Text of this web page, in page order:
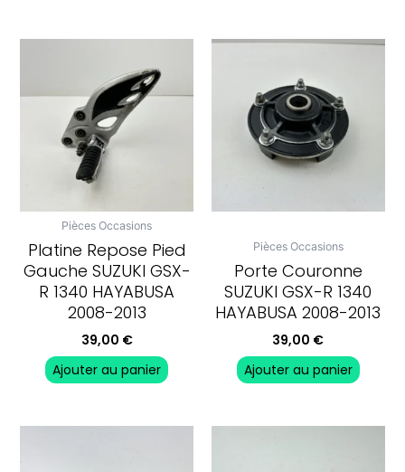
Pièces Occasions
Platine Repose Pied
Gauche SUZUKI GSX-
R 1340 HAYABUSA
2008-2013
39,00 €
Ajouter au panier
Pièces Occasions
Porte Couronne
SUZUKI GSX-R 1340
HAYABUSA 2008-2013
39,00 €
Ajouter au panier